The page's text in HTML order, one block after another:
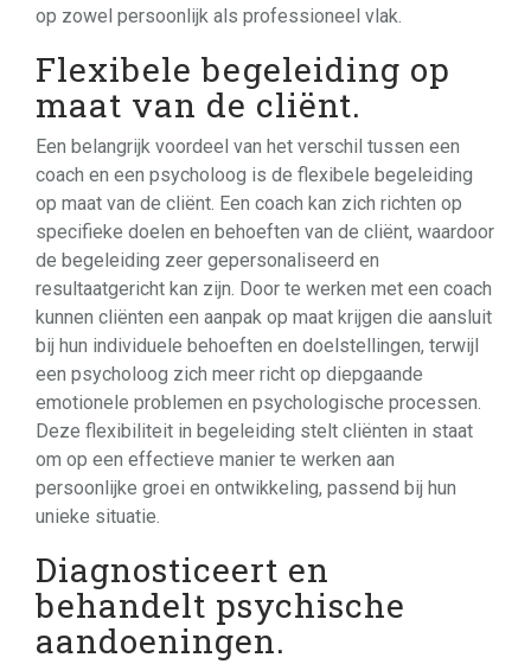
op zowel persoonlijk als professioneel vlak.
Flexibele begeleiding op
maat van de cliënt.
Een belangrijk voordeel van het verschil tussen een
coach en een psycholoog is de flexibele begeleiding
op maat van de cliënt. Een coach kan zich richten op
specifieke doelen en behoeften van de cliënt, waardoor
de begeleiding zeer gepersonaliseerd en
resultaatgericht kan zijn. Door te werken met een coach
kunnen cliënten een aanpak op maat krijgen die aansluit
bij hun individuele behoeften en doelstellingen, terwijl
een psycholoog zich meer richt op diepgaande
emotionele problemen en psychologische processen.
Deze flexibiliteit in begeleiding stelt cliënten in staat
om op een effectieve manier te werken aan
persoonlijke groei en ontwikkeling, passend bij hun
unieke situatie.
Diagnosticeert en
behandelt psychische
aandoeningen.